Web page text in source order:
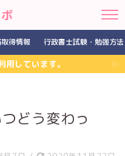
得情報 行政書士試験・勉強方
用しています。
どう変わっ